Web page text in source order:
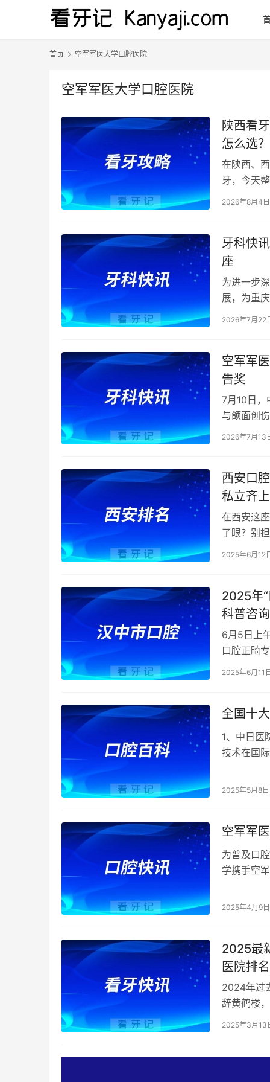
首页 空军军医大学口腔医院
空军军医大学口腔医院
陕西看
怎么选
管、矫
在陕西、
牙，今天
构。同时
2026年8月4日
牙科快
座
为进一步
展，为重
举办了重
2026年7月22
空军军
告奖
7月10日，
与颌面创
2026年7月13
西安口
私立齐
牙/牙齿
在西安这
了眼？别
有，更有
2025年6月12
2025年
科普咨
6月5日上
口腔正畸
西部行(
2025年6月11
全国十
1、中日医
技术在国
2025年5月8日
空军军
为普及口
学携手空
2025年4月9日
2025最
医院排
2024年过
辞黄鹤楼
给大家整
2025年3月13